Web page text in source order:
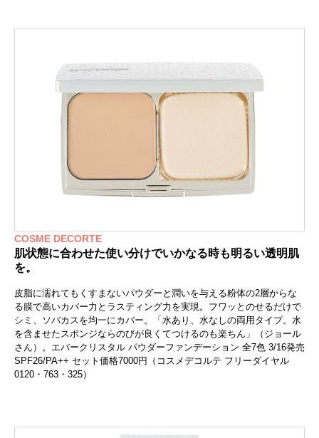
COSME DECORTE
肌状態に合わせた使い分けでいかなる時も明るい透明肌
を。
皮脂に濡れてもくすまないパウダーと潤いを与える粉体の2層からな
る膜で高いカバー力とラスティング力を実現。フワッとのせるだけで
シミ、ソバカスを均一にカバー。「水あり、水なしの両用タイプ。水
を含ませたスポンジならのびが良くてつけるのも楽ちん」（ジョール
さん）。エバークリスタル パウダーファンデーション 全7色 3/16発売
SPF26/PA++ セット価格7000円（コスメデコルテ フリーダイヤル
0120・763・325）